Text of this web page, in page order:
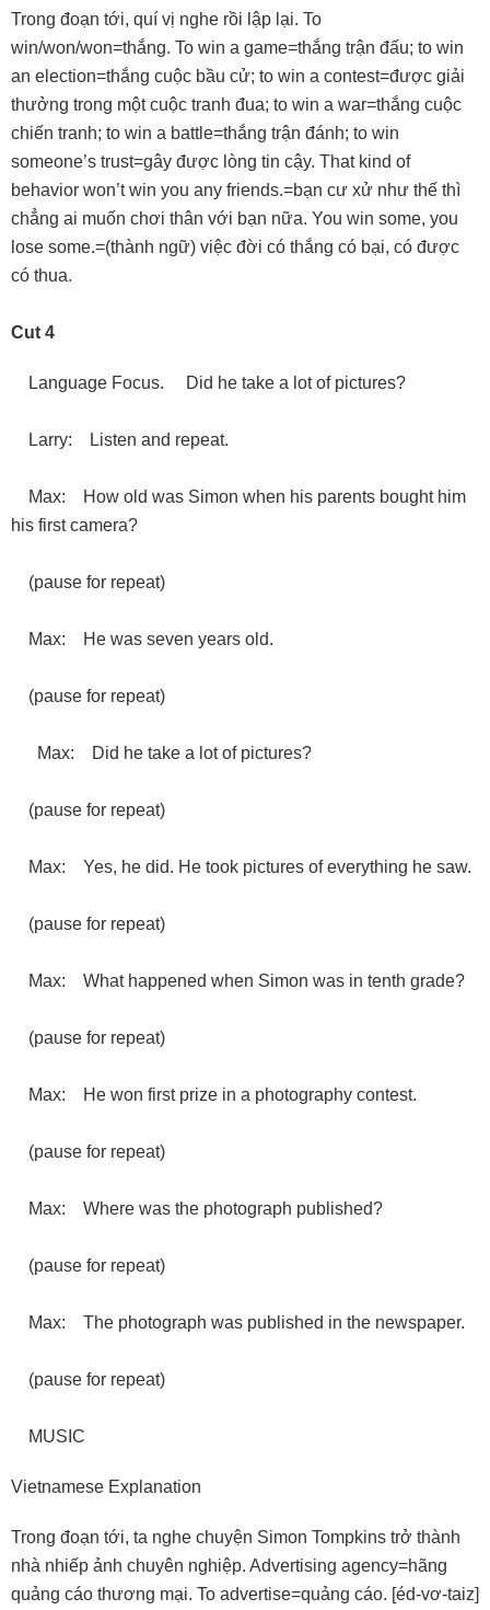
Trong đoạn tới, quí vị nghe rồi lập lại. To
win/won/won=thắng. To win a game=thắng trận đấu; to win
an election=thắng cuộc bầu cử; to win a contest=được giải
thưởng trong một cuộc tranh đua; to win a war=thắng cuộc
chiến tranh; to win a battle=thắng trận đánh; to win
someone’s trust=gây được lòng tin cậy. That kind of
behavior won’t win you any friends.=bạn cư xử như thế thì
chẳng ai muốn chơi thân với bạn nữa. You win some, you
lose some.=(thành ngữ) việc đời có thắng có bại, có được
có thua.
Cut 4
Language Focus. Did he take a lot of pictures?
Larry: Listen and repeat.
Max: How old was Simon when his parents bought him
his first camera?
(pause for repeat)
Max: He was seven years old.
(pause for repeat)
Max: Did he take a lot of pictures?
(pause for repeat)
Max: Yes, he did. He took pictures of everything he saw.
(pause for repeat)
Max: What happened when Simon was in tenth grade?
(pause for repeat)
Max: He won first prize in a photography contest.
(pause for repeat)
Max: Where was the photograph published?
(pause for repeat)
Max: The photograph was published in the newspaper.
(pause for repeat)
MUSIC
Vietnamese Explanation
Trong đoạn tới, ta nghe chuyện Simon Tompkins trở thành
nhà nhiếp ảnh chuyên nghiệp. Advertising agency=hãng
quảng cáo thương mại. To advertise=quảng cáo. [éd-vơ-taiz]